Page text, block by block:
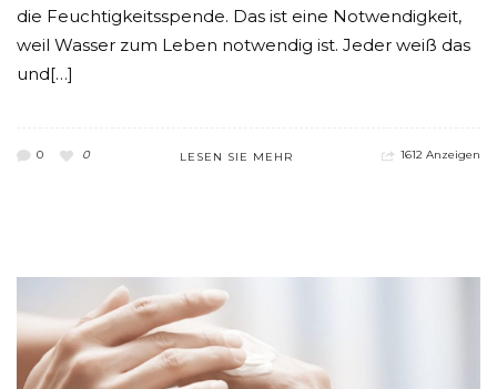
die Feuchtigkeitsspende. Das ist eine Notwendigkeit,
weil Wasser zum Leben notwendig ist. Jeder weiß das
und[…]
0 0 LESEN SIE MEHR 1612 Anzeigen